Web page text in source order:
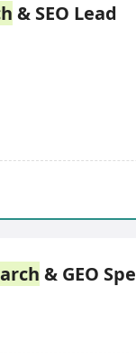
& SEO Lead
& GEO